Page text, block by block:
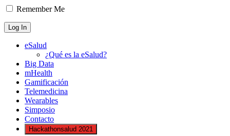
Remember Me
eSalud
¿Qué es la eSalud?
Big Data
mHealth
Gamificación
Telemedicina
Wearables
Simposio
Contacto
Hackathonsalud 2021